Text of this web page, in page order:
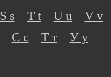
S s T t U u
V v
С с Т т
У у